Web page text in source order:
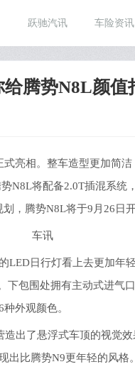
跃驰汽讯 车险资讯
腾势N8L颜值
亮相。整车造型更加简
N8L将配备2.0T插混系统
，腾势N8L将于9月26日开
LED日行灯看上去更加年
下包围处拥有主动式进气
外观颜色。
出了悬浮式车顶的视觉
比腾势N9更年轻的风